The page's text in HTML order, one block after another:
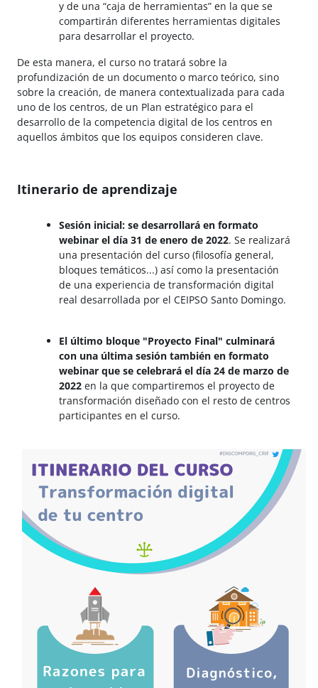
y de una “caja de herramientas” en la que se
compartirán diferentes herramientas digitales
para desarrollar el proyecto.
De esta manera, el curso no tratará sobre la
profundización de un documento o marco teórico, sino
sobre la creación, de manera contextualizada para cada
uno de los centros, de un Plan estratégico para el
desarrollo de la competencia digital de los centros en
aquellos ámbitos que los equipos consideren clave.
Itinerario de aprendizaje
Sesión inicial: se desarrollará en formato
webinar el día 31 de enero de 2022. Se realizará
una presentación del curso (filosofía general,
bloques temáticos...) así como la presentación
de una experiencia de transformación digital
real desarrollada por el CEIPSO Santo Domingo.
El último bloque "Proyecto Final" culminará
con una última sesión también en formato
webinar que se celebrará el día 24 de marzo de
2022 en la que compartiremos el proyecto de
transformación diseñado con el resto de centros
participantes en el curso.